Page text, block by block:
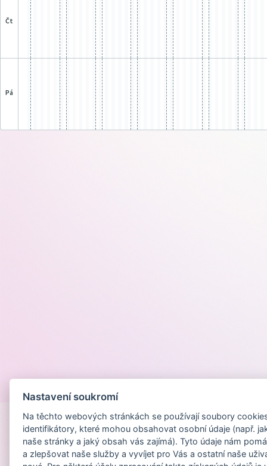
čt
pá
Nastavení soukromí
Na těchto webových stránkách se používají soubory
identifikátory, které mohou obsahovat osobní údaje (např.
naše stránky a jaký obsah vás zajímá). Tyto údaje nám
a zlepšovat naše služby a vyvíjet pro Vás a ostatní naše